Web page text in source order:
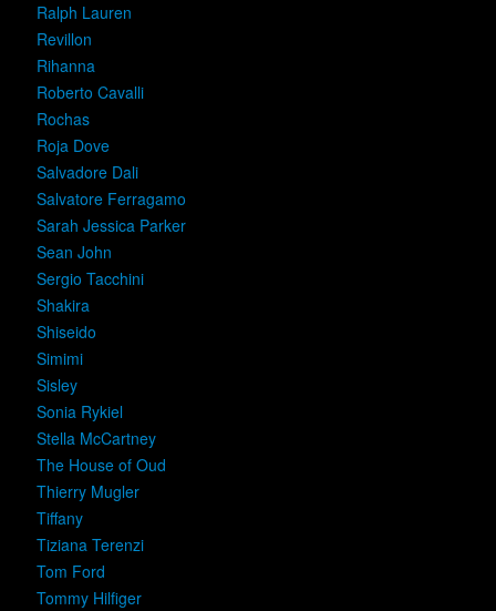
Ralph Lauren
Revillon
Rihanna
Roberto Cavalli
Rochas
Roja Dove
Salvadore Dali
Salvatore Ferragamo
Sarah Jessica Parker
Sean John
Sergio Tacchini
Shakira
Shiseido
Simimi
Sisley
Sonia Rykiel
Stella McCartney
The House of Oud
Thierry Mugler
Tiffany
Tiziana Terenzi
Tom Ford
Tommy Hilfiger